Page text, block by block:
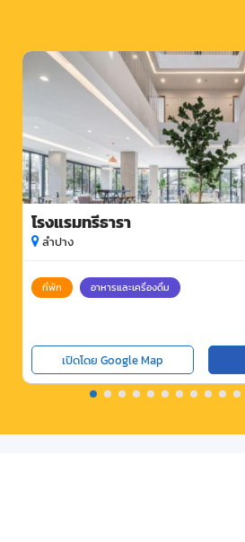
โรงแรมทรีธารา
ลำปาง
ที่พัก อาหารและเครื่องดื่ม
เปิดโดย Google Map